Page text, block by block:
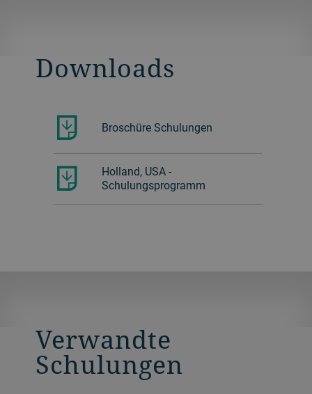
Downloads
Broschüre Schulungen
Holland, USA -
Schulungsprogramm
Verwandte
Schulungen